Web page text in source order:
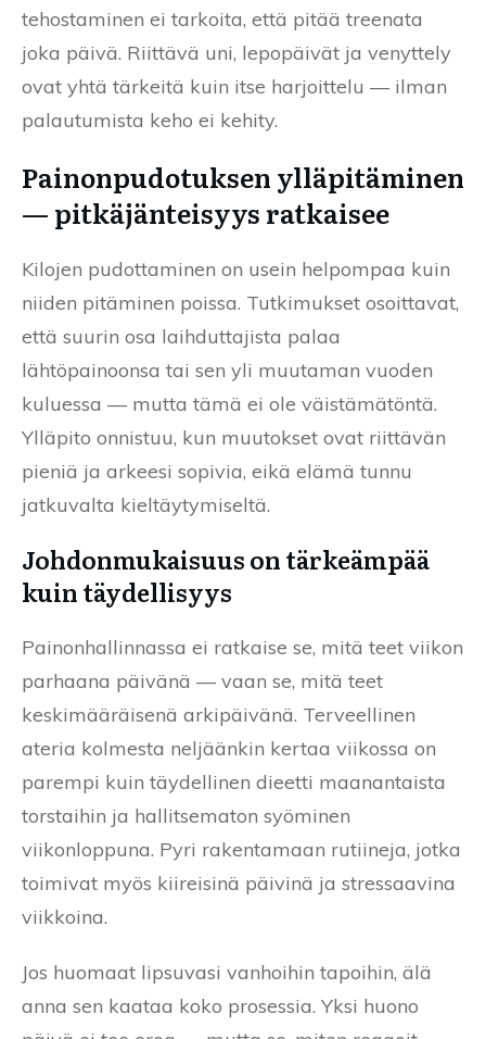
tehostaminen ei tarkoita, että pitää treenata
joka päivä. Riittävä uni, lepopäivät ja venyttely
ovat yhtä tärkeitä kuin itse harjoittelu — ilman
palautumista keho ei kehity.
Painonpudotuksen ylläpitäminen
— pitkäjänteisyys ratkaisee
Kilojen pudottaminen on usein helpompaa kuin
niiden pitäminen poissa. Tutkimukset osoittavat,
että suurin osa laihduttajista palaa
lähtöpainoonsa tai sen yli muutaman vuoden
kuluessa — mutta tämä ei ole väistämätöntä.
Ylläpito onnistuu, kun muutokset ovat riittävän
pieniä ja arkeesi sopivia, eikä elämä tunnu
jatkuvalta kieltäytymiseltä.
Johdonmukaisuus on tärkeämpää
kuin täydellisyys
Painonhallinnassa ei ratkaise se, mitä teet viikon
parhaana päivänä — vaan se, mitä teet
keskimääräisenä arkipäivänä. Terveellinen
ateria kolmesta neljäänkin kertaa viikossa on
parempi kuin täydellinen dieetti maanantaista
torstaihin ja hallitsematon syöminen
viikonloppuna. Pyri rakentamaan rutiineja, jotka
toimivat myös kiireisinä päivinä ja stressaavina
viikkoina.
Jos huomaat lipsuvasi vanhoihin tapoihin, älä
anna sen kaataa koko prosessia. Yksi huono